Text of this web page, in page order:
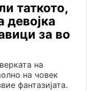
таткото,
девојка
за во
на
на човек
фантазијата.